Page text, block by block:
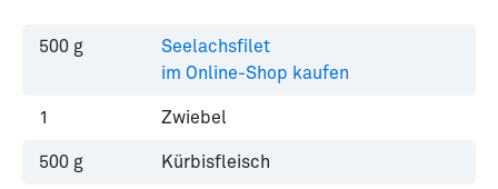
500 g
Seelachsfilet
im Online-Shop kaufen
1 Zwiebel
500 g Kürbisfleisch